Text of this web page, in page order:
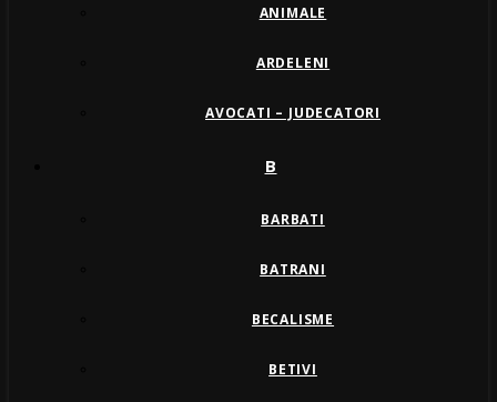
ANIMALE
ARDELENI
AVOCATI – JUDECATORI
B
BARBATI
BATRANI
BECALISME
BETIVI